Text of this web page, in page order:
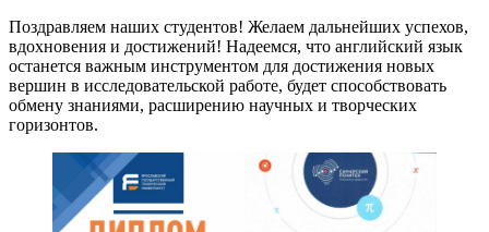
Поздравляем наших студентов! Желаем дальнейших успехов,
вдохновения и достижений! Надеемся, что английский язык
останется важным инструментом для достижения новых
вершин в исследовательской работе, будет способствовать
обмену знаниями, расширению научных и творческих
горизонтов.